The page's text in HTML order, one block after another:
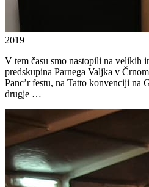
2019
V tem času smo nastopili na
predskupina Parnega Valjka v
Panc’r festu, na Tatto konvenciji na
drugje …